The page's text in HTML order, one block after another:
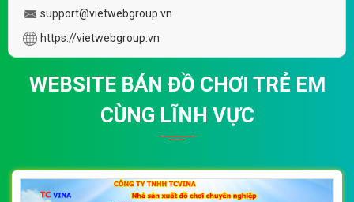
support@vietwebgroup.vn
https://vietwebgroup.vn
WEBSITE BÁN ĐỒ CHƠI TRẺ EM
CÙNG LĨNH VỰC